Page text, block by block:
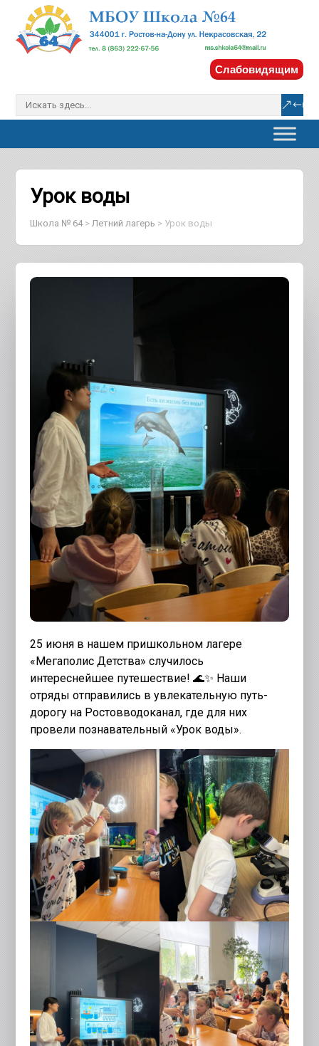
Слабовидящим
Урок воды
Школа № 64> Летний лагерь > Урок воды
25 июня в нашем пришкольном лагере
«Мегаполис Детства» случилось
интереснейшее путешествие! 🌊✨ Наши
отряды отправились в увлекательную путь-
дорогу на Ростовводоканал, где для них
провели познавательный «Урок воды».